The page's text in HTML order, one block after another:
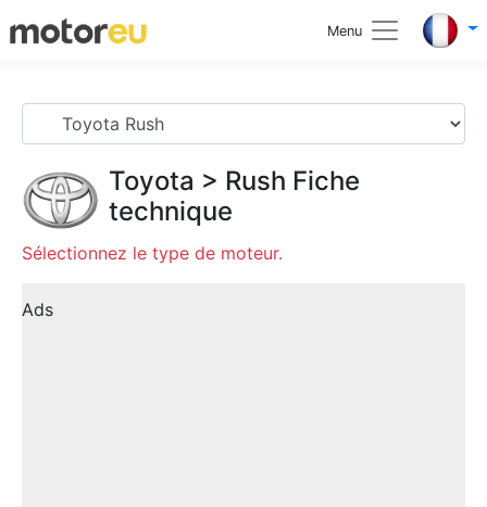
Menu
Toyota > Rush Fiche
technique
Sélectionnez le type de moteur.
Ads